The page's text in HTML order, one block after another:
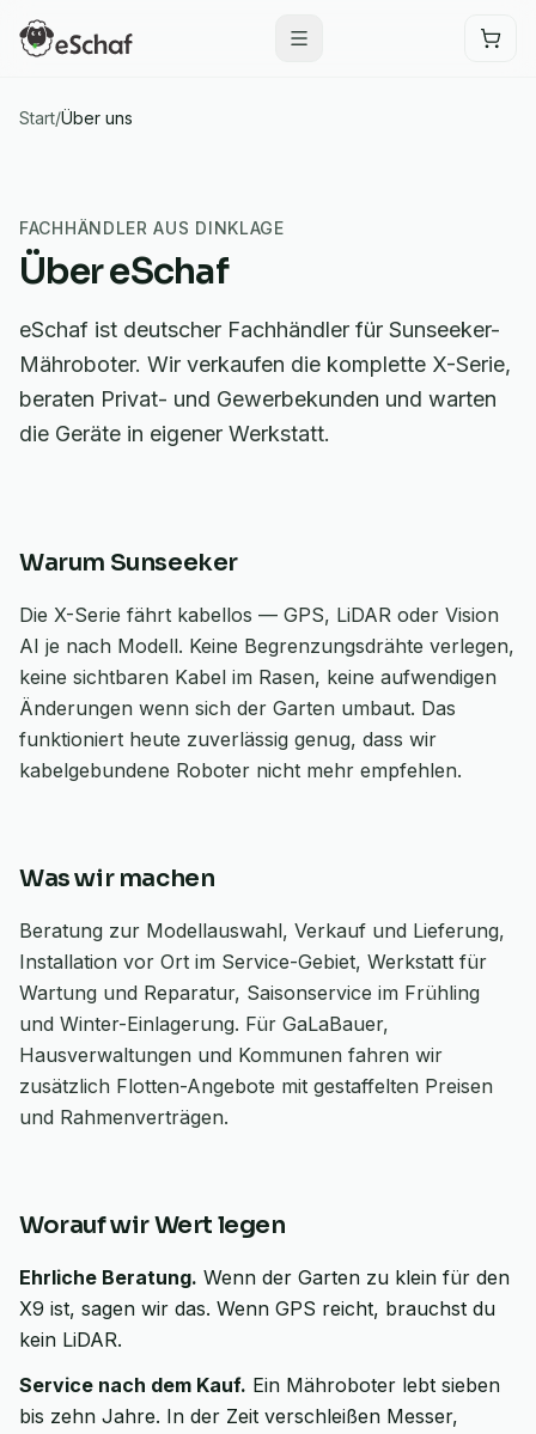
Start/Über uns
FACHHÄNDLER AUS DINKLAGE
Über eSchaf
eSchaf ist deutscher Fachhändler für Sunseeker-
Mähroboter. Wir verkaufen die komplette X-Serie,
beraten Privat- und Gewerbekunden und warten
die Geräte in eigener Werkstatt.
Warum Sunseeker
Die X-Serie fährt kabellos — GPS, LiDAR oder Vision
AI je nach Modell. Keine Begrenzungsdrähte verlegen,
keine sichtbaren Kabel im Rasen, keine aufwendigen
Änderungen wenn sich der Garten umbaut. Das
funktioniert heute zuverlässig genug, dass wir
kabelgebundene Roboter nicht mehr empfehlen.
Was wir machen
Beratung zur Modellauswahl, Verkauf und Lieferung,
Installation vor Ort im Service-Gebiet, Werkstatt für
Wartung und Reparatur, Saisonservice im Frühling
und Winter-Einlagerung. Für GaLaBauer,
Hausverwaltungen und Kommunen fahren wir
zusätzlich Flotten-Angebote mit gestaffelten Preisen
und Rahmenverträgen.
Worauf wir Wert legen
Ehrliche Beratung. Wenn der Garten zu klein für den
X9 ist, sagen wir das. Wenn GPS reicht, brauchst du
kein LiDAR.
Service nach dem Kauf. Ein Mähroboter lebt sieben
bis zehn Jahre. In der Zeit verschleißen Messer,